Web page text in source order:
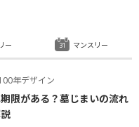
年デザイン
期限がある？墓じまいの流れ
ー マンスリー